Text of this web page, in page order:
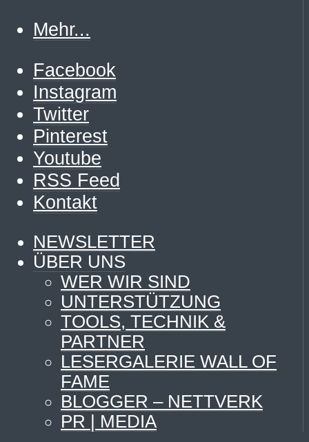
Mehr...
Facebook
Instagram
Twitter
Pinterest
Youtube
RSS Feed
Kontakt
NEWSLETTER
ÜBER UNS
WER WIR SIND
UNTERSTÜTZUNG
TOOLS, TECHNIK &
PARTNER
LESERGALERIE WALL OF
FAME
BLOGGER – NETTVERK
PR | MEDIA